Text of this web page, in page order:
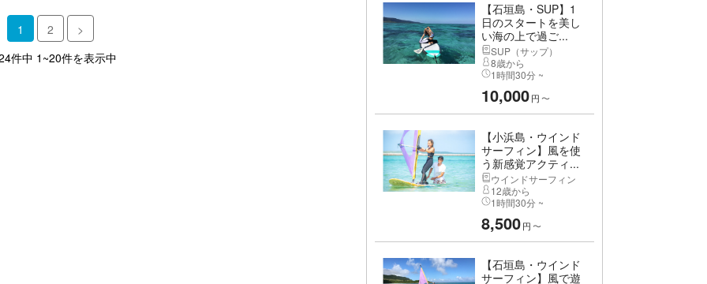
1 2
>
件中 1~20件を表示中
【石垣島・SUP】1
日のスタートを美し
い海の上で過ご...
SUP（サップ）
8歳から
1時間30分 ~
10,000円 〜
【小浜島・ウインド
サーフィン】風を使
う新感覚アクティ...
ウインドサーフィン
12歳から
1時間30分 ~
8,500円 〜
【石垣島・ウインド
サーフィン】風で遊